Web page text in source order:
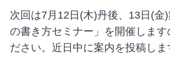
次回は7月12日(木)丹後、13日(金
の書き方セミナー」を開催します
ださい。近日中に案内を投稿しま